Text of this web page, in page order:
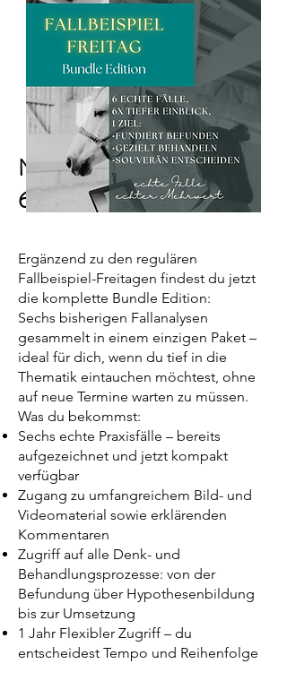
Neu: Bundle Edition
6 Fälle zum Preis von 4
Ergänzend zu den regulären
Fallbeispiel-Freitagen findest du jetzt
die komplette Bundle Edition:
Sechs bisherigen Fallanalysen
gesammelt in einem einzigen Paket –
ideal für dich, wenn du tief in die
Thematik eintauchen möchtest, ohne
auf neue Termine warten zu müssen.
Was du bekommst:
Sechs echte Praxisfälle – bereits
aufgezeichnet und jetzt kompakt
verfügbar
Zugang zu umfangreichem Bild- und
Videomaterial sowie erklärenden
Kommentaren
Zugriff auf alle Denk- und
Behandlungsprozesse: von der
Befundung über Hypothesenbildung
bis zur Umsetzung
1 Jahr Flexibler Zugriff – du
entscheidest Tempo und Reihenfolge